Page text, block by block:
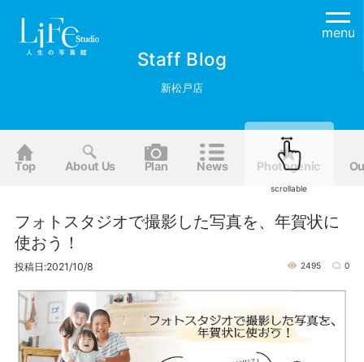
menu
Staff Blog
新松戸店
Top About Us Plan News Photogenic
scrollable
フォトスタジオで撮影した写真を、年賀状に
使おう！
投稿日:2021/10/8 2495 0